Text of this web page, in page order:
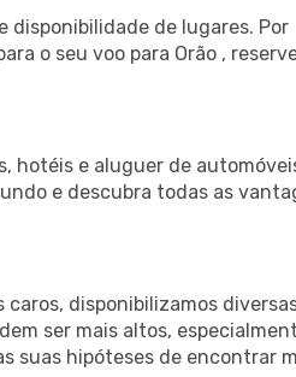
disponibilidade de lugares. Por
o seu voo para Orão ,
hotéis e aluguer de
e descubra todas as
disponibilizamos
ser mais altos,
suas hipóteses de encontrar